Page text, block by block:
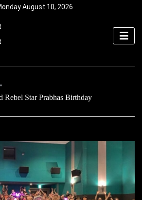
August 10, 2026
Rebel Star Prabhas Birthday